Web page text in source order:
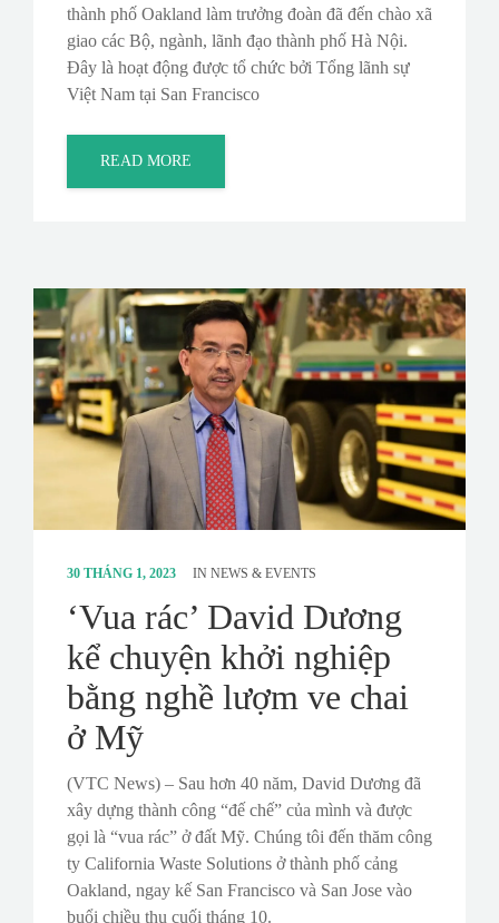
thành phố Oakland làm trưởng đoàn đã đến chào xã
giao các Bộ, ngành, lãnh đạo thành phố Hà Nội.
Đây là hoạt động được tổ chức bởi Tổng lãnh sự
Việt Nam tại San Francisco
READ MORE
30 THÁNG 1, 2023 IN NEWS & EVENTS
‘Vua rác’ David Dương
kể chuyện khởi nghiệp
bằng nghề lượm ve chai
ở Mỹ
(VTC News) – Sau hơn 40 năm, David Dương đã
xây dựng thành công “đế chế” của mình và được
gọi là “vua rác” ở đất Mỹ. Chúng tôi đến thăm công
ty California Waste Solutions ở thành phố cảng
Oakland, ngay kế San Francisco và San Jose vào
buổi chiều thu cuối tháng 10.